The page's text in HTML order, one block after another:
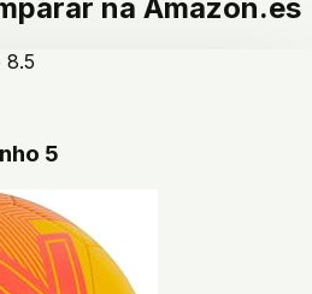
na Amazon.es
8.5
5